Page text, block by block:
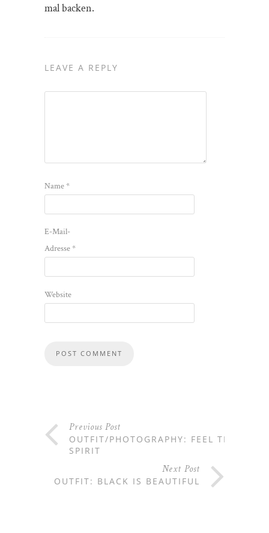
mal backen.
LEAVE A REPLY
Name*
E-Mail-
Adresse*
Website
Previous Post
OUTFIT/PHOTOGRAPHY: FEEL THE
SPIRIT
Next Post
OUTFIT: BLACK IS BEAUTIFUL